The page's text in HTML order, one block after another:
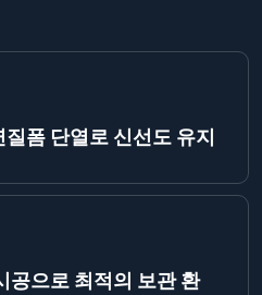
폼 단열로 신선도 유지
공으로 최적의 보관 환